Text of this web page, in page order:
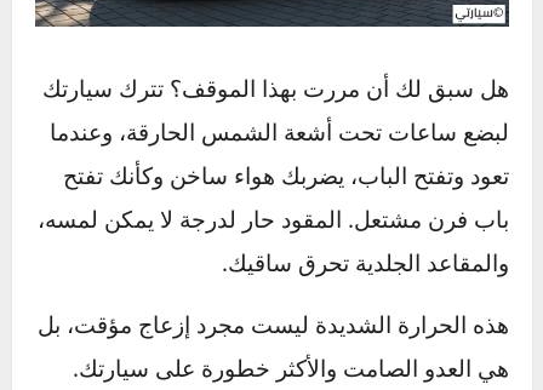
هل سبق لك أن مررت بهذا الموقف؟ تترك سيارتك
لبضع ساعات تحت أشعة الشمس الحارقة، وعندما
تعود وتفتح الباب، يضربك هواء ساخن وكأنك تفتح
والمقاعد الجلدية تحرق ساقيك.